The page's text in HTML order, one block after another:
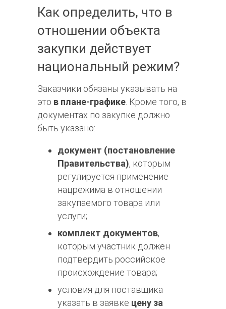
Как определить, что в
отношении объекта
закупки действует
национальный режим?
Заказчики обязаны указывать на
это в плане-графике. Кроме того, в
документах по закупке должно
быть указано:
документ (постановление
Правительства), которым
регулируется применение
нацрежима в отношении
закупаемого товара или
услуги;
комплект документов,
которым участник должен
подтвердить российское
происхождение товара;
условия для поставщика
указать в заявке цену за